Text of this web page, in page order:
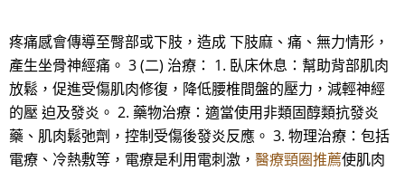
疼痛感會傳導至臀部或下肢，造成 下肢麻、痛、無力情形，
產生坐骨神經痛。 3 (二) 治療： 1. 臥床休息：幫助背部肌肉
放鬆，促進受傷肌肉修復，降低腰椎間盤的壓力，減輕神經
的壓 迫及發炎。 2. 藥物治療：適當使用非類固醇類抗發炎
藥、肌肉鬆弛劑，控制受傷後發炎反應。 3. 物理治療：包括
電療、冷熱敷等，電療是利用電刺激， 醫療頸圈推薦使肌肉